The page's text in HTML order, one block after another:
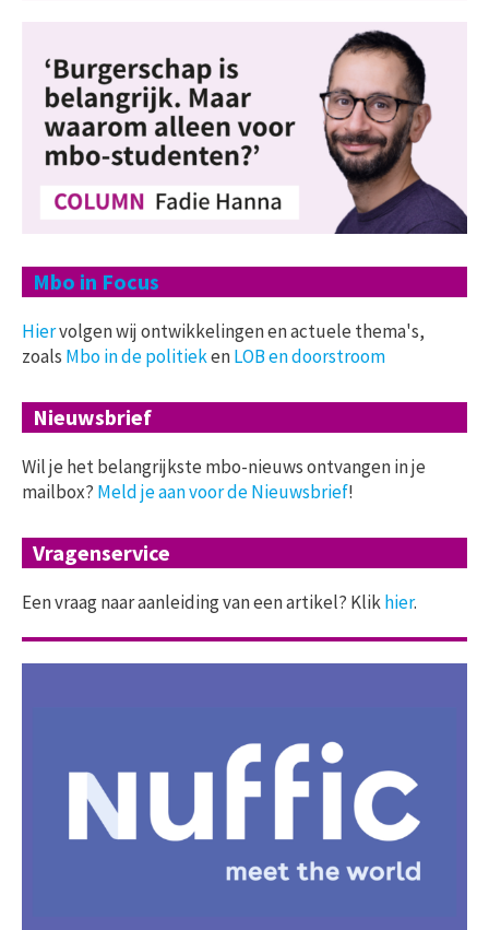
Mbo in Focus
Hiervolgen wij ontwikkelingen en actuele thema's,
zoals Mbo in de politiekenLOB en doorstroom
Nieuwsbrief
Wil je het belangrijkste mbo-nieuws ontvangen in je
mailbox? Meld je aan voor de Nieuwsbrief!
Vragenservice
Een vraag naar aanleiding van een artikel? Klikhier.